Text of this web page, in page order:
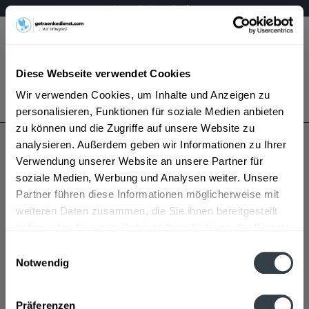
Diese Webseite verwendet Cookies
Wir verwenden Cookies, um Inhalte und Anzeigen zu
personalisieren, Funktionen für soziale Medien anbieten
zu können und die Zugriffe auf unsere Website zu
analysieren. Außerdem geben wir Informationen zu Ihrer
Verwendung unserer Website an unsere Partner für
soziale Medien, Werbung und Analysen weiter. Unsere
Partner führen diese Informationen möglicherweise mit
weiteren Daten zusammen, die Sie ihnen bereitgestellt
Notwendig
Präferenzen
Mo – Fr 9 – 17 Uhr
Menü
Bestellung widerrufen
Es gilt unsere Datenschutzerklärung
Wilhelmsthaler
Wilhelmsthaler wird in den folgenden Regionen,
Städten, Orten und Postleitzahl-Gebieten geliefert